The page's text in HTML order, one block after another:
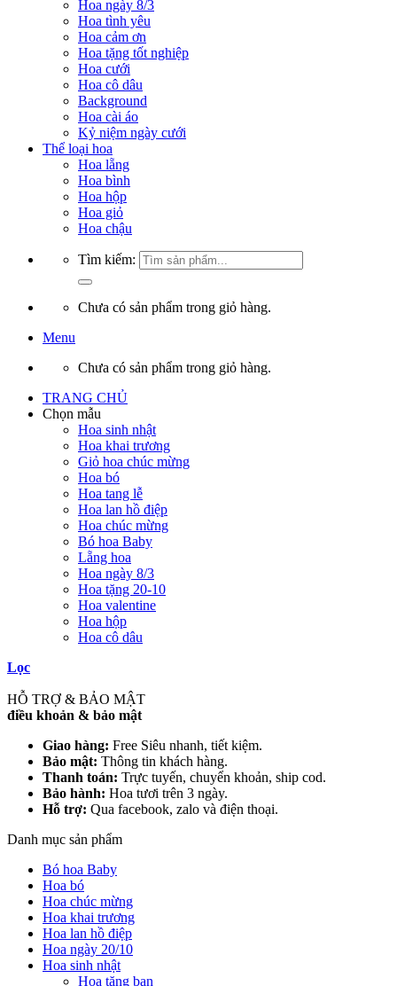
Hoa ngày 8/3
Hoa tình yêu
Hoa cảm ơn
Hoa tặng tốt nghiệp
Hoa cưới
Hoa cô dâu
Background
Hoa cài áo
Kỷ niệm ngày cưới
Thể loại hoa
Hoa lẵng
Hoa bình
Hoa hộp
Hoa giỏ
Hoa chậu
Tìm kiếm:
Chưa có sản phẩm trong giỏ hàng.
Menu
Chưa có sản phẩm trong giỏ hàng.
TRANG CHỦ
Chọn mẫu
Hoa sinh nhật
Hoa khai trương
Giỏ hoa chúc mừng
Hoa bó
Hoa tang lễ
Hoa lan hồ điệp
Hoa chúc mừng
Bó hoa Baby
Lẵng hoa
Hoa ngày 8/3
Hoa tặng 20-10
Hoa valentine
Hoa hộp
Hoa cô dâu
Lọc
HỖ TRỢ & BẢO MẬT
điều khoản & bảo mật
Giao hàng: Free Siêu nhanh, tiết kiệm.
Bảo mật: Thông tin khách hàng.
Thanh toán: Trực tuyến, chuyển khoản, ship cod.
Bảo hành: Hoa tươi trên 3 ngày.
Hỗ trợ: Qua facebook, zalo và điện thoại.
Danh mục sản phẩm
Bó hoa Baby
Hoa bó
Hoa chúc mừng
Hoa khai trương
Hoa lan hồ điệp
Hoa ngày 20/10
Hoa sinh nhật
Hoa tặng bạn